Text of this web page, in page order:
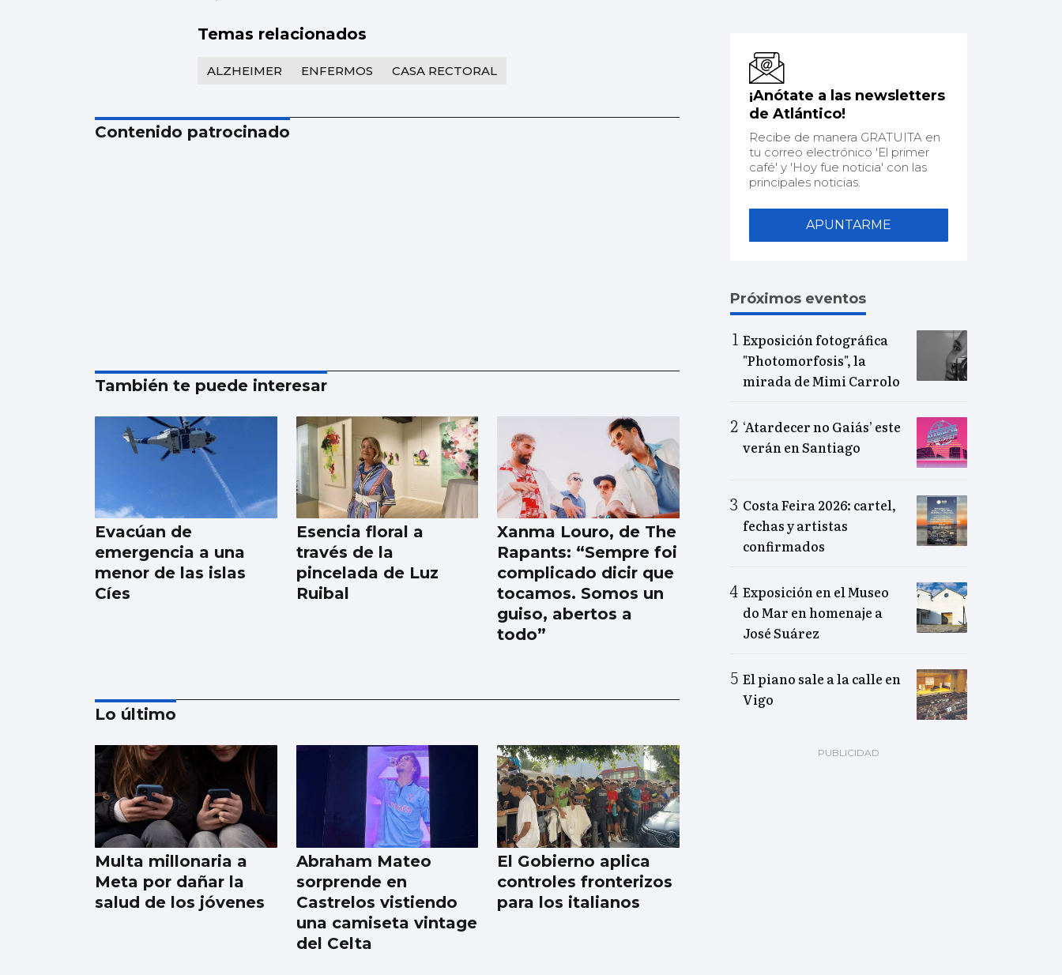
Temas relacionados
ALZHEIMER ENFERMOS CASA RECTORAL
Contenido patrocinado
También te puede interesar
Evacúan de
emergencia a una
menor de las islas
Cíes
Esencia floral a
través de la
pincelada de Luz
Ruibal
Xanma Louro, de The
Rapants: “Sempre foi
complicado dicir que
tocamos. Somos un
guiso, abertos a
todo”
UNIVERSIDAD
La UVigo mejoró en
2025 en la mayoría
de rankings
internacionales
Lo último
Multa millonaria a
Meta por dañar la
salud de los jóvenes
Abraham Mateo
sorprende en
Castrelos vistiendo
una camiseta vintage
del Celta
El Gobierno aplica
controles fronterizos
para los italianos
¡Anótate a las newsletters
de Atlántico!
Recibe de manera GRATUITA en
tu correo electrónico 'El primer
café' y 'Hoy fue noticia' con las
principales noticias.
APUNTARME
Próximos eventos
Exposición fotográfica
"Photomorfosis", la
mirada de Mimi Carrolo
‘Atardecer no Gaiás’ este
verán en Santiago
Costa Feira 2026: cartel,
fechas y artistas
confirmados
Exposición en el Museo
do Mar en homenaje a
José Suárez
El piano sale a la calle en
Vigo